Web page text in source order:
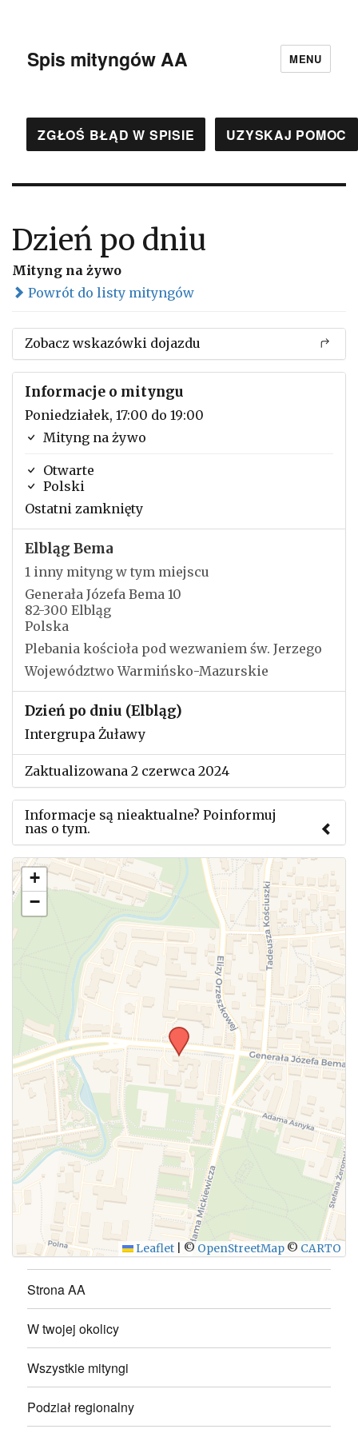
Spis mityngów AA MENU
ZGŁOŚ BŁĄD W SPISIE UZYSKAJ POMOC
Dzień po dniu
Mityng na żywo
Powrót do listy mityngów
Zobacz wskazówki dojazdu
Informacje o mityngu
Poniedziałek, 17:00 do 19:00
Mityng na żywo
Otwarte
Polski
Ostatni zamknięty
Elbląg Bema
1 inny mityng w tym miejscu
Generała Józefa Bema 10
82-300 Elbląg
Polska
Plebania kościoła pod wezwaniem św. Jerzego
Województwo Warmińsko-Mazurskie
Dzień po dniu (Elbląg)
Intergrupa Żuławy
Zaktualizowana 2 czerwca 2024
Informacje są nieaktualne? Poinformuj
nas o tym.
Użyj tego formularza aby przesłać informację o
zmianach w powyższym mityngu.
WYŚLIJ
+
−
Leaflet © OpenStreetMap © CARTO
Strona AA
W twojej okolicy
Wszystkie mityngi
Podział regionalny